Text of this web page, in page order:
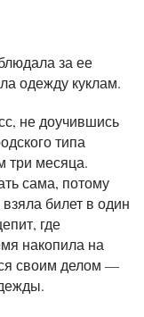
за ее
одежду куклам.
не доучившись
типа
три месяца.
сама, потому
билет в один
где
накопила на
своим делом —